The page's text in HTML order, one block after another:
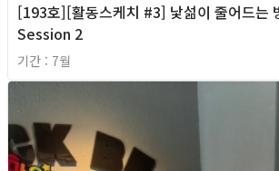
[193호][활동스케치 #3] 낯섦이 줄어드
Session 2
기간 : 7월